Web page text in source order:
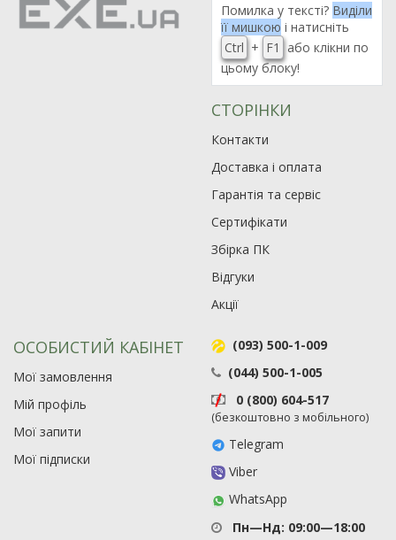
Помилка у тексті? Виділи
її мишкою і натисніть
Ctrl + F1
або клікни по
цьому блоку!
СТОРІНКИ
Контакти
Доставка і оплата
Гарантія та сервіс
Сертифікати
Збірка ПК
Відгуки
Акції
ОСОБИСТИЙ КАБІНЕТ
Мої замовлення
Мій профіль
Мої запити
Мої підписки
(093) 500-1-009
(044) 500-1-005
0 (800) 604-517
(безкоштовно з мобільного)
Telegram
Viber
WhatsApp
Пн—Нд: 09:00—18:00